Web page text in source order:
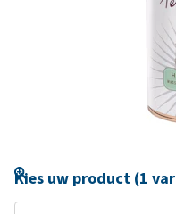
Kies uw product (1